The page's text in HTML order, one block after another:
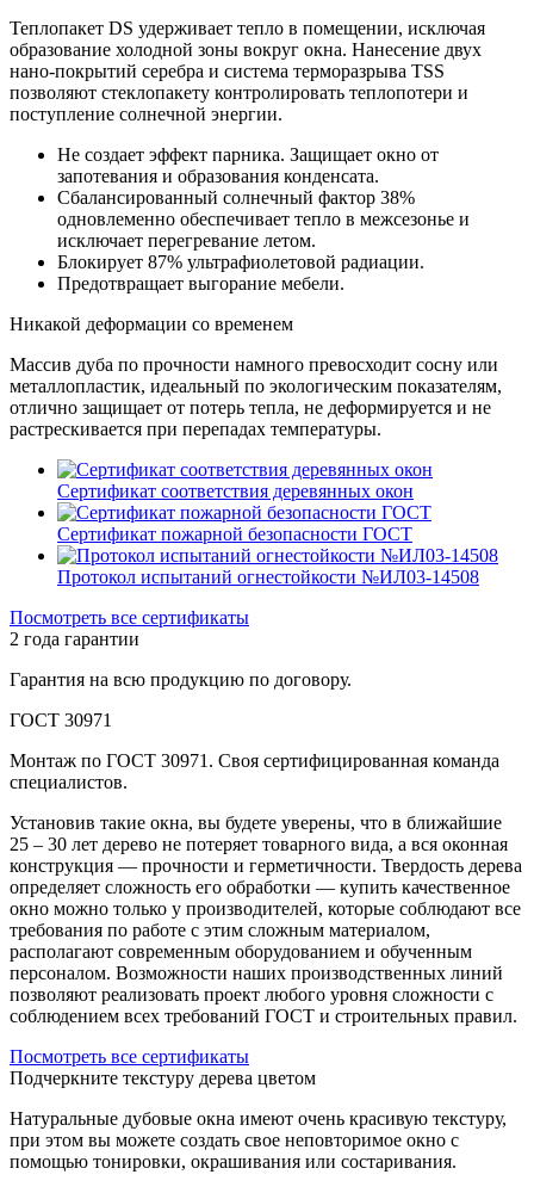
Теплопакет DS удерживает тепло в помещении, исключая
образование холодной зоны вокруг окна. Нанесение двух
нано-покрытий серебра и система терморазрыва TSS
позволяют стеклопакету контролировать теплопотери и
поступление солнечной энергии.
Не создает эффект парника. Защищает окно от
запотевания и образования конденсата.
Сбалансированный солнечный фактор 38%
одновлеменно обеспечивает тепло в межсезонье и
исключает перегревание летом.
Блокирует 87% ультрафиолетовой радиации.
Предотвращает выгорание мебели.
Никакой деформации со временем
Массив дуба по прочности намного превосходит сосну или
металлопластик, идеальный по экологическим показателям,
отлично защищает от потерь тепла, не деформируется и не
растрескивается при перепадах температуры.
Сертификат соответствия деревянных окон
Сертификат пожарной безопасности ГОСТ
Протокол испытаний огнестойкости №ИЛ03-14508
Посмотреть все сертификаты
2 года гарантии
Гарантия на всю продукцию по договору.
ГОСТ 30971
Монтаж по ГОСТ 30971. Своя сертифицированная команда
специалистов.
Установив такие окна, вы будете уверены, что в ближайшие
25 – 30 лет дерево не потеряет товарного вида, а вся оконная
конструкция — прочности и герметичности. Твердость дерева
определяет сложность его обработки — купить качественное
окно можно только у производителей, которые соблюдают все
требования по работе с этим сложным материалом,
располагают современным оборудованием и обученным
персоналом. Возможности наших производственных линий
позволяют реализовать проект любого уровня сложности с
соблюдением всех требований ГОСТ и строительных правил.
Посмотреть все сертификаты
Подчеркните текстуру дерева цветом
Натуральные дубовые окна имеют очень красивую текстуру,
при этом вы можете создать свое неповторимое окно с
помощью тонировки, окрашивания или состаривания.